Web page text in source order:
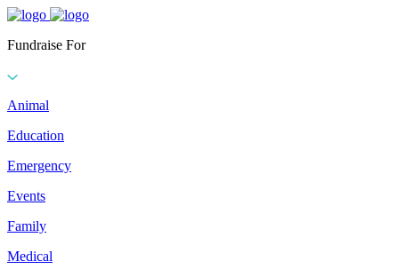
Fundraise For
Animal
Education
Emergency
Events
Family
Medical